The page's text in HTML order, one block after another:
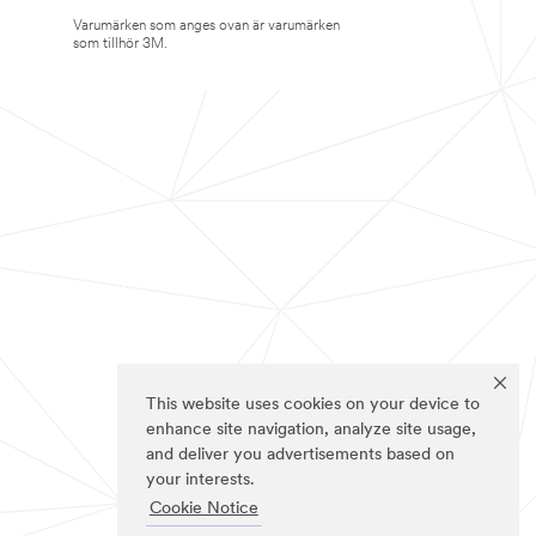
This website uses cookies on your device to
enhance site navigation, analyze site usage,
and deliver you advertisements based on
your interests.
Cookie Notice
Varumärken som anges ovan är varumärken
som tillhör 3M.